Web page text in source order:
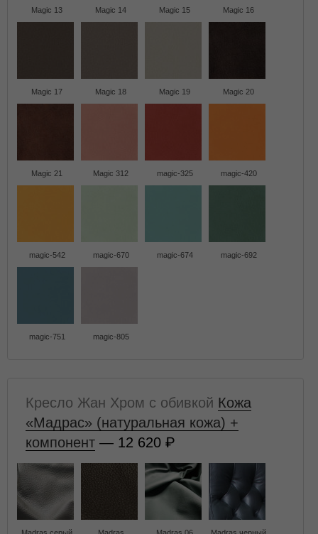
Magic 13 Magic 14 Magic 15 Magic 16
Magic 17 Magic 18 Magic 19 Magic 20
Magic 21 Magic 312 magic-325 magic-420
magic-542 magic-670 magic-674 magic-692
magic-751 magic-805
Кресло Жан Хром с обивкой Кожа
«Мадрас» (натуральная кожа) +
компонент — 12 620